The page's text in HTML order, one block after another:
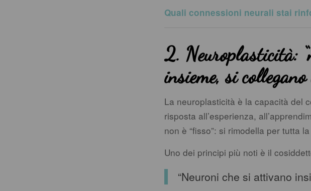
Quali connessioni neurali stai
2. Neuroplasticità:
insieme, si collegano
La neuroplasticità è la capacità del
risposta all’esperienza,
non è “fisso”: si rimodella per tutta
Uno dei principi più noti è il
“Neuroni che si attivano